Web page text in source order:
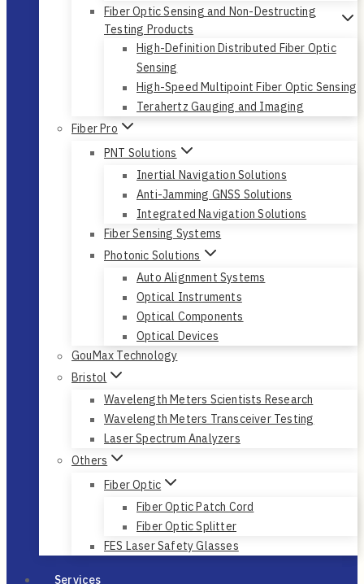
Fiber Optic Sensing and Non-Destructing
Testing Products
High-Definition Distributed Fiber Optic
Sensing
High-Speed Multipoint Fiber Optic Sensing
Terahertz Gauging and Imaging
Fiber Pro
PNT Solutions
Inertial Navigation Solutions
Anti-Jamming GNSS Solutions
Integrated Navigation Solutions
Fiber Sensing Systems
Photonic Solutions
Auto Alignment Systems
Optical Instruments
Optical Components
Optical Devices
GouMax Technology
Bristol
Wavelength Meters Scientists Research
Wavelength Meters Transceiver Testing
Laser Spectrum Analyzers
Others
Fiber Optic
Fiber Optic Patch Cord
Fiber Optic Splitter
FES Laser Safety Glasses
Services